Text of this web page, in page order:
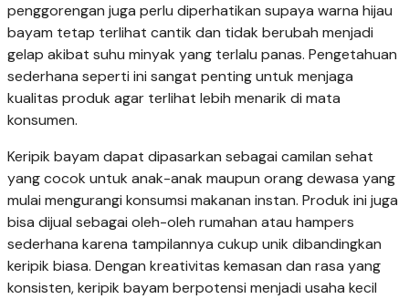
penggorengan juga perlu diperhatikan supaya warna hijau
bayam tetap terlihat cantik dan tidak berubah menjadi
gelap akibat suhu minyak yang terlalu panas. Pengetahuan
sederhana seperti ini sangat penting untuk menjaga
kualitas produk agar terlihat lebih menarik di mata
konsumen.
Keripik bayam dapat dipasarkan sebagai camilan sehat
yang cocok untuk anak-anak maupun orang dewasa yang
mulai mengurangi konsumsi makanan instan. Produk ini juga
bisa dijual sebagai oleh-oleh rumahan atau hampers
sederhana karena tampilannya cukup unik dibandingkan
keripik biasa. Dengan kreativitas kemasan dan rasa yang
konsisten, keripik bayam berpotensi menjadi usaha kecil